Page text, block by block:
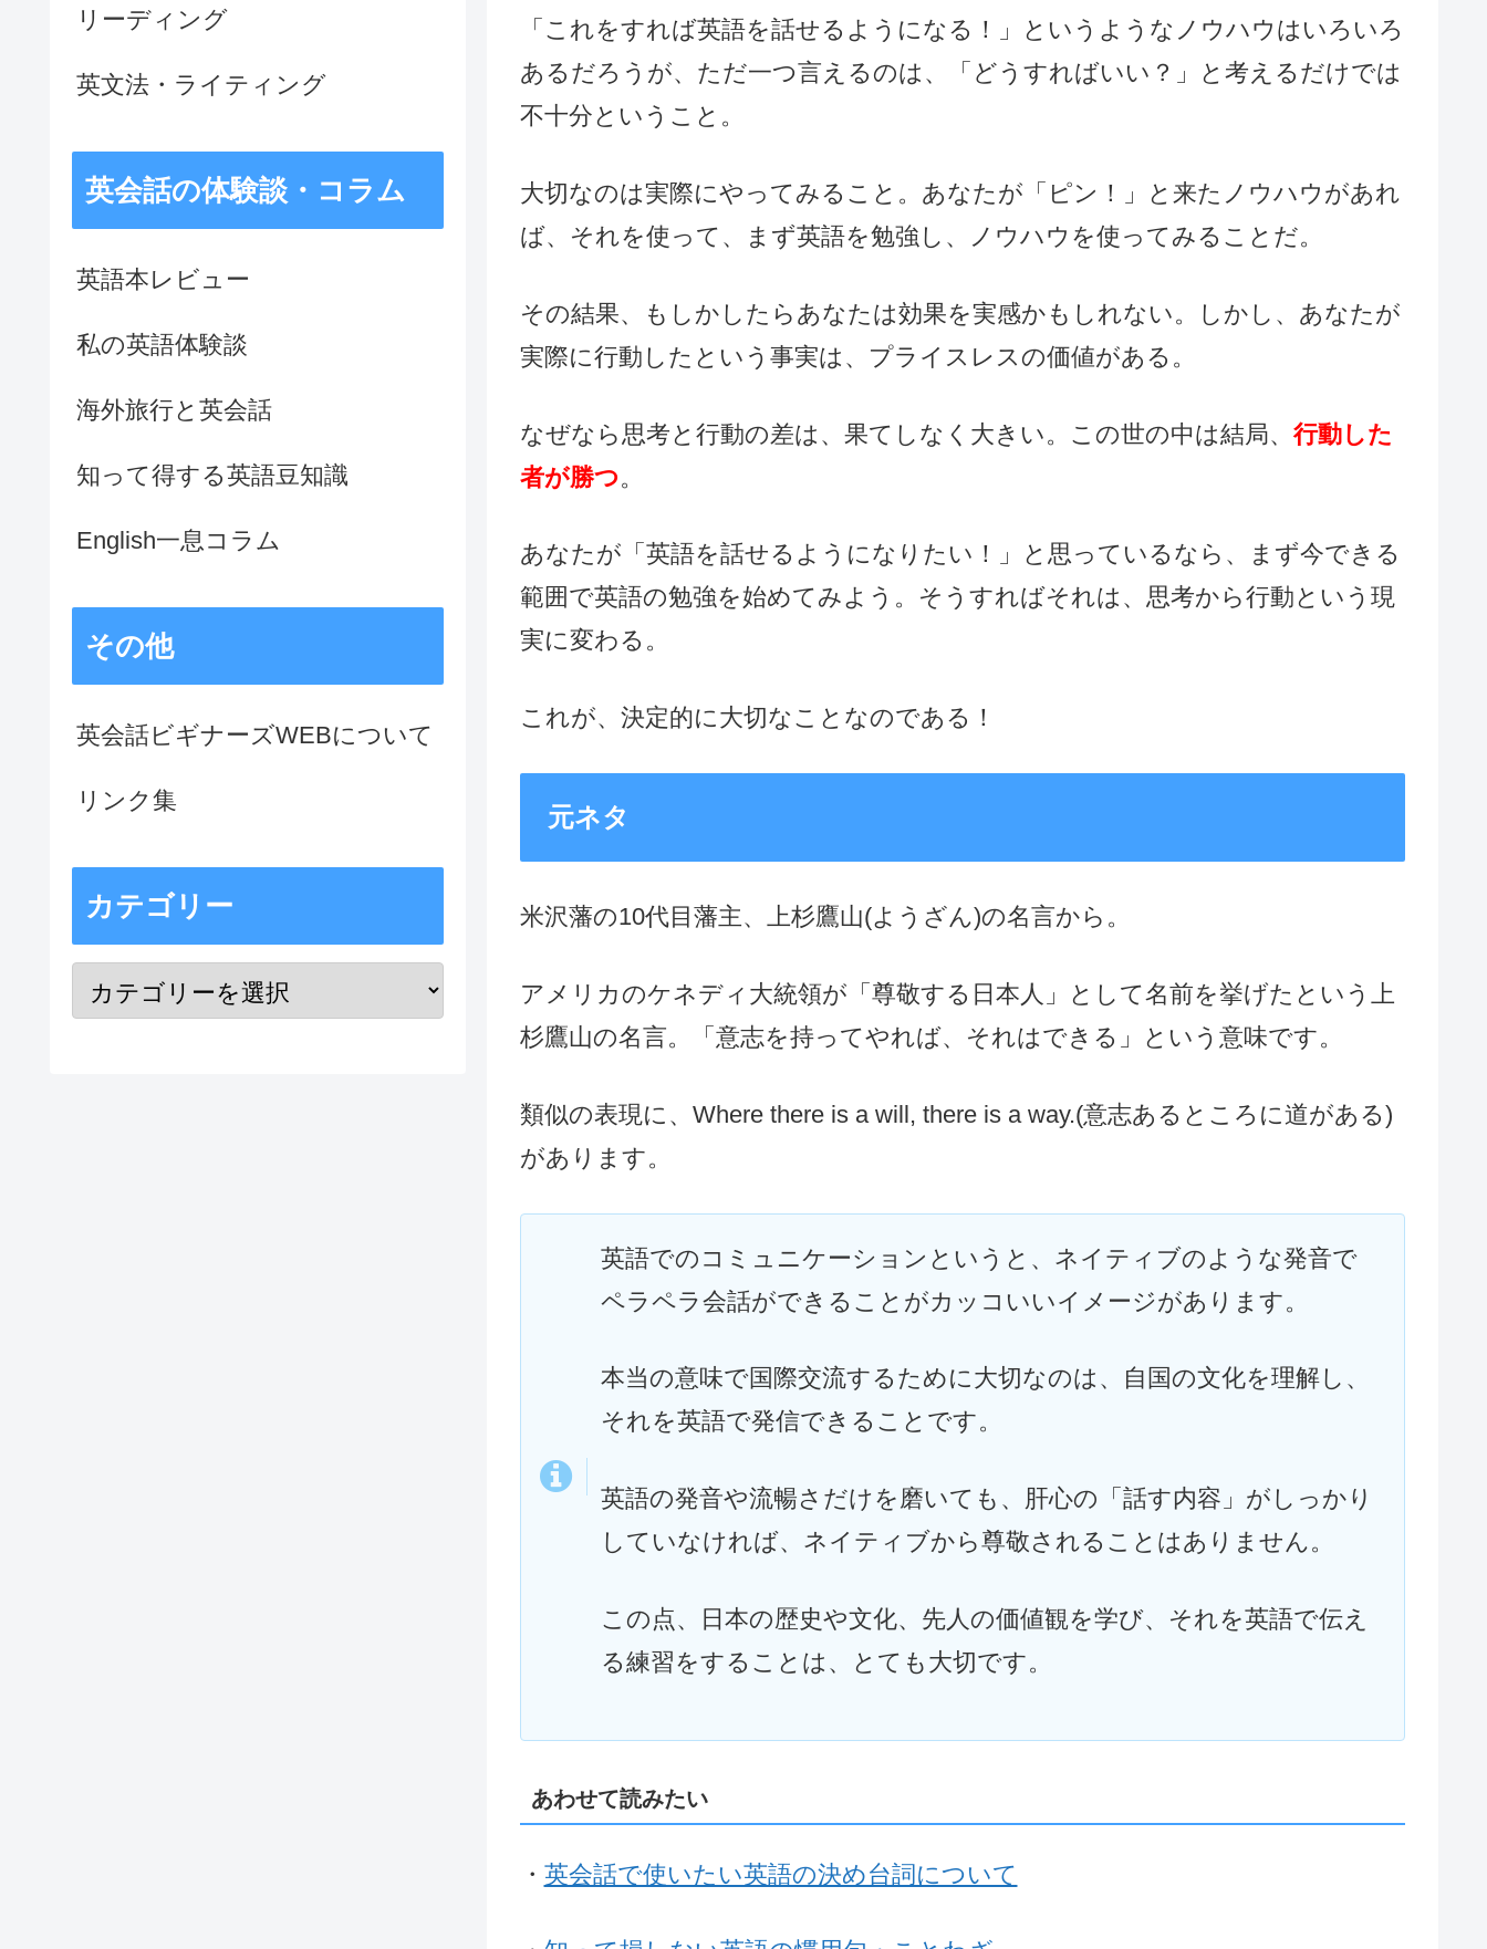
「これをすれば英語を話せるようになる！」というようなノウハウはいろいろ
あるだろうが、ただ一つ言えるのは、「どうすればいい？」と考えるだけでは
不十分ということ。
大切なのは実際にやってみること。あなたが「ピン！」と来たノウハウがあれ
ば、それを使って、まず英語を勉強し、ノウハウを使ってみることだ。
その結果、もしかしたらあなたは効果を実感かもしれない。しかし、あなたが
実際に行動したという事実は、プライスレスの価値がある。
なぜなら思考と行動の差は、果てしなく大きい。この世の中は結局、 行動した
者が勝つ。
あなたが「英語を話せるようになりたい！」と思っているなら、まず今できる
範囲で英語の勉強を始めてみよう。そうすればそれは、思考から行動という現
実に変わる。
これが、決定的に大切なことなのである！
元ネタ
米沢藩の10代目藩主、上杉鷹山(ようざん)の名言から。
アメリカのケネディ大統領が「尊敬する日本人」として名前を挙げたという上
杉鷹山の名言。「意志を持ってやれば、それはできる」という意味です。
類似の表現に、Where there is a will, there is a way.(意志あるところに道がある)
があります。
英語でのコミュニケーションというと、ネイティブのような発音で
ペラペラ会話ができることがカッコいいイメージがあります。
本当の意味で国際交流するために大切なのは、自国の文化を理解し、
それを英語で発信できることです。
英語の発音や流暢さだけを磨いても、肝心の「話す内容」がしっかり
していなければ、ネイティブから尊敬されることはありません。
この点、日本の歴史や文化、先人の価値観を学び、それを英語で伝え
る練習をすることは、とても大切です。
あわせて読みたい
・ 英会話で使いたい英語の決め台詞について
リーディング
英文法・ライティング
英会話の体験談・コラム
英語本レビュー
私の英語体験談
海外旅行と英会話
知って得する英語豆知識
English一息コラム
その他
英会話ビギナーズWEBについて
リンク集
カテゴリー